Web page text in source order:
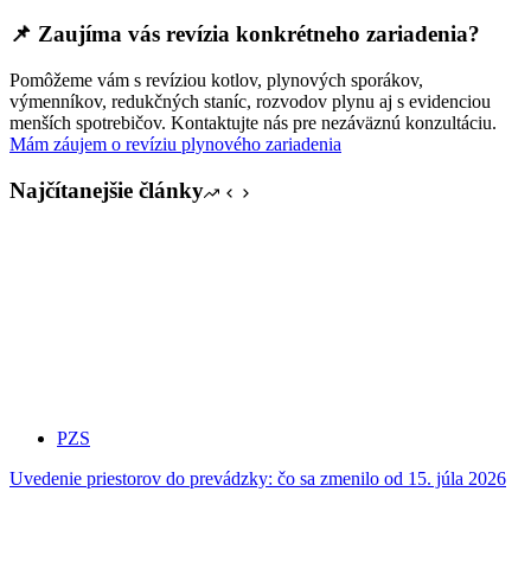
📌 Zaujíma vás revízia konkrétneho zariadenia?
Pomôžeme vám s revíziou kotlov, plynových sporákov,
výmenníkov, redukčných staníc, rozvodov plynu aj s evidenciou
menších spotrebičov. Kontaktujte nás pre nezáväznú konzultáciu.
Mám záujem o revíziu plynového zariadenia
Najčítanejšie články
PZS
Uvedenie priestorov do prevádzky: čo sa zmenilo od 15. júla 2026